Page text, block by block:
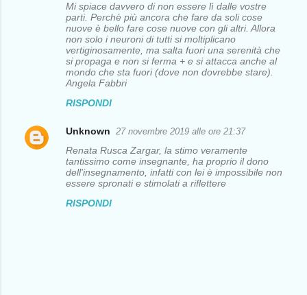
i
Mi spiace davvero di non essere lì dalle vostre
parti. Perchè più ancora che fare da soli cose
nuove è bello fare cose nuove con gli altri. Allora
non solo i neuroni di tutti si moltiplicano
vertiginosamente, ma salta fuori una serenità che
si propaga e non si ferma + e si attacca anche al
mondo che sta fuori (dove non dovrebbe stare).
Angela Fabbri
RISPONDI
Unknown 27 novembre 2019 alle ore 21:37
Renata Rusca Zargar, la stimo veramente
tantissimo come insegnante, ha proprio il dono
dell'insegnamento, infatti con lei è impossibile non
essere spronati e stimolati a riflettere
RISPONDI